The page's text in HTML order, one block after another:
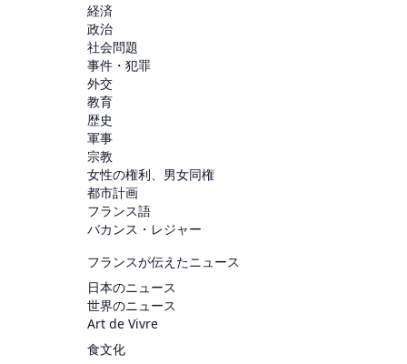
経済
政治
社会問題
事件・犯罪
外交
教育
歴史
軍事
宗教
女性の権利、男女同権
都市計画
フランス語
バカンス・レジャー
フランスが伝えたニュース
日本のニュース
世界のニュース
Art de Vivre
食文化